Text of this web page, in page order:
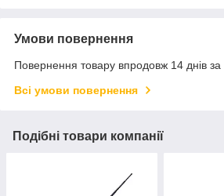
Умови повернення
Повернення товару впродовж 14 днів за
Всі умови повернення
Подібні товари компанії